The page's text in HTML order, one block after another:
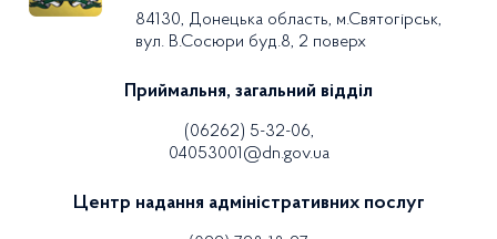
84130, Донецька область, м.Святогірськ,
вул. В.Сосюри буд.8, 2 поверх
Приймальня, загальний відділ
(06262) 5-32-06,
04053001@dn.gov.ua
Центр надання адміністративних послуг